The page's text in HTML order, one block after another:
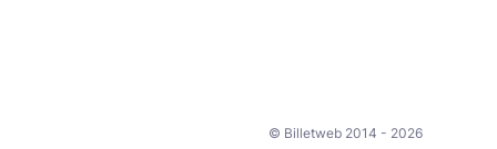
© Billetweb 2014 - 2026